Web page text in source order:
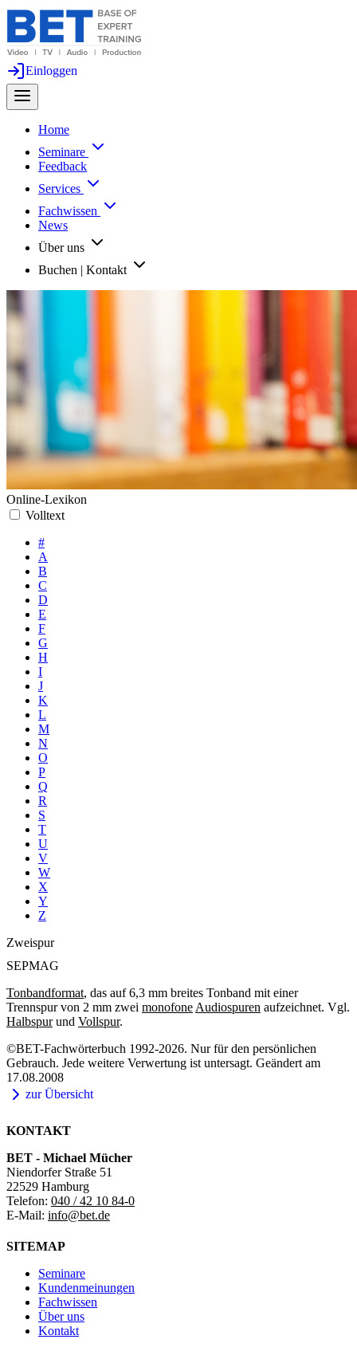
Einloggen
Home
Seminare
Feedback
Services
Fachwissen
News
Über uns
Buchen | Kontakt
Online-Lexikon
Volltext
#
A
B
C
D
E
F
G
H
I
J
K
L
M
N
O
P
Q
R
S
T
U
V
W
X
Y
Z
Zweispur
SEPMAG
Tonbandformat, das auf 6,3 mm breites Tonband mit einer
Trennspur von 2 mm zwei monofone Audiospuren aufzeichnet. Vgl.
Halbspurund Vollspur.
©BET-Fachwörterbuch 1992-2026. Nur für den persönlichen
Gebrauch. Jede weitere Verwertung ist untersagt. Geändert am
17.08.2008
zur Übersicht
KONTAKT
BET - Michael Mücher
Niendorfer Straße 51
22529 Hamburg
Telefon: 040 / 42 10 84-0
E-Mail: info@bet.de
SITEMAP
Seminare
Kundenmeinungen
Fachwissen
Über uns
Kontakt